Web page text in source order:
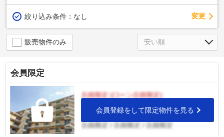
絞り込み条件： なし 変更
販売物件のみ
会員限定
会員登録をして限定物件を見る